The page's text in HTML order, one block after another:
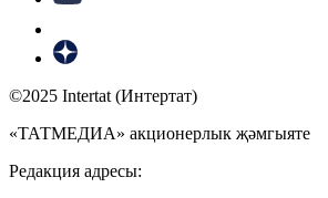
©2025 Intertat (Интертат)
«ТАТМЕДИА» акционерлык җәмгыяте
Редакция адресы: